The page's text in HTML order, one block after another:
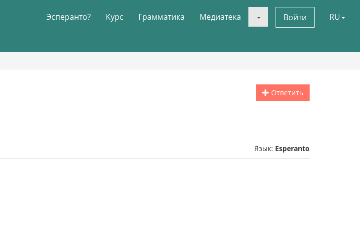
Эсперанто? Курс Грамматика Медиатека Войти RU
Ответить
Язык: Esperanto